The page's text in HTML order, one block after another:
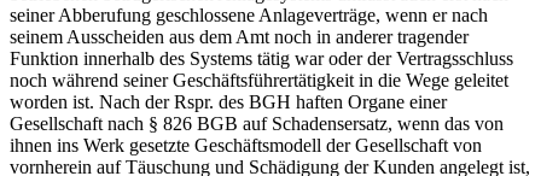
seiner Abberufung geschlossene Anlageverträge, wenn er nach
seinem Ausscheiden aus dem Amt noch in anderer tragender
Funktion innerhalb des Systems tätig war oder der Vertragsschluss
noch während seiner Geschäftsführertätigkeit in die Wege geleitet
worden ist. Nach der Rspr. des BGH haften Organe einer
Gesellschaft nach § 826 BGB auf Schadensersatz, wenn das von
ihnen ins Werk gesetzte Geschäftsmodell der Gesellschaft von
vornherein auf Täuschung und Schädigung der Kunden angelegt ist,